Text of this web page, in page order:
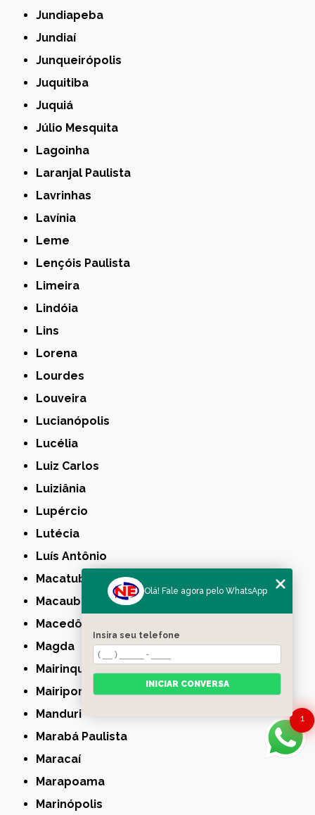
Jundiapeba
Jundiaí
Junqueirópolis
Juquitiba
Juquiá
Júlio Mesquita
Lagoinha
Laranjal Paulista
Lavrinhas
Lavínia
Leme
Lençóis Paulista
Limeira
Lindóia
Lins
Lorena
Lourdes
Louveira
Lucianópolis
Lucélia
Luiz Carlos
Luiziânia
Lupércio
Lutécia
Luís Antônio
Macatuba
Macaubal
Macedônia
Magda
Mairinque
Mairiporã
Manduri
Marabá Paulista
Maracaí
Marapoama
Marinópolis
1
Olá! Fale agora pelo WhatsApp
Insira seu telefone
INICIAR CONVERSA